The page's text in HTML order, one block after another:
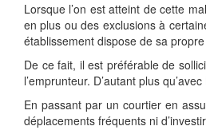
Lorsque l’on est atteint de cette
en plus ou des exclusions à
établissement dispose de sa
De ce fait, il est préférable de
l’emprunteur. D’autant plus
En passant par un courtier en
déplacements fréquents ni